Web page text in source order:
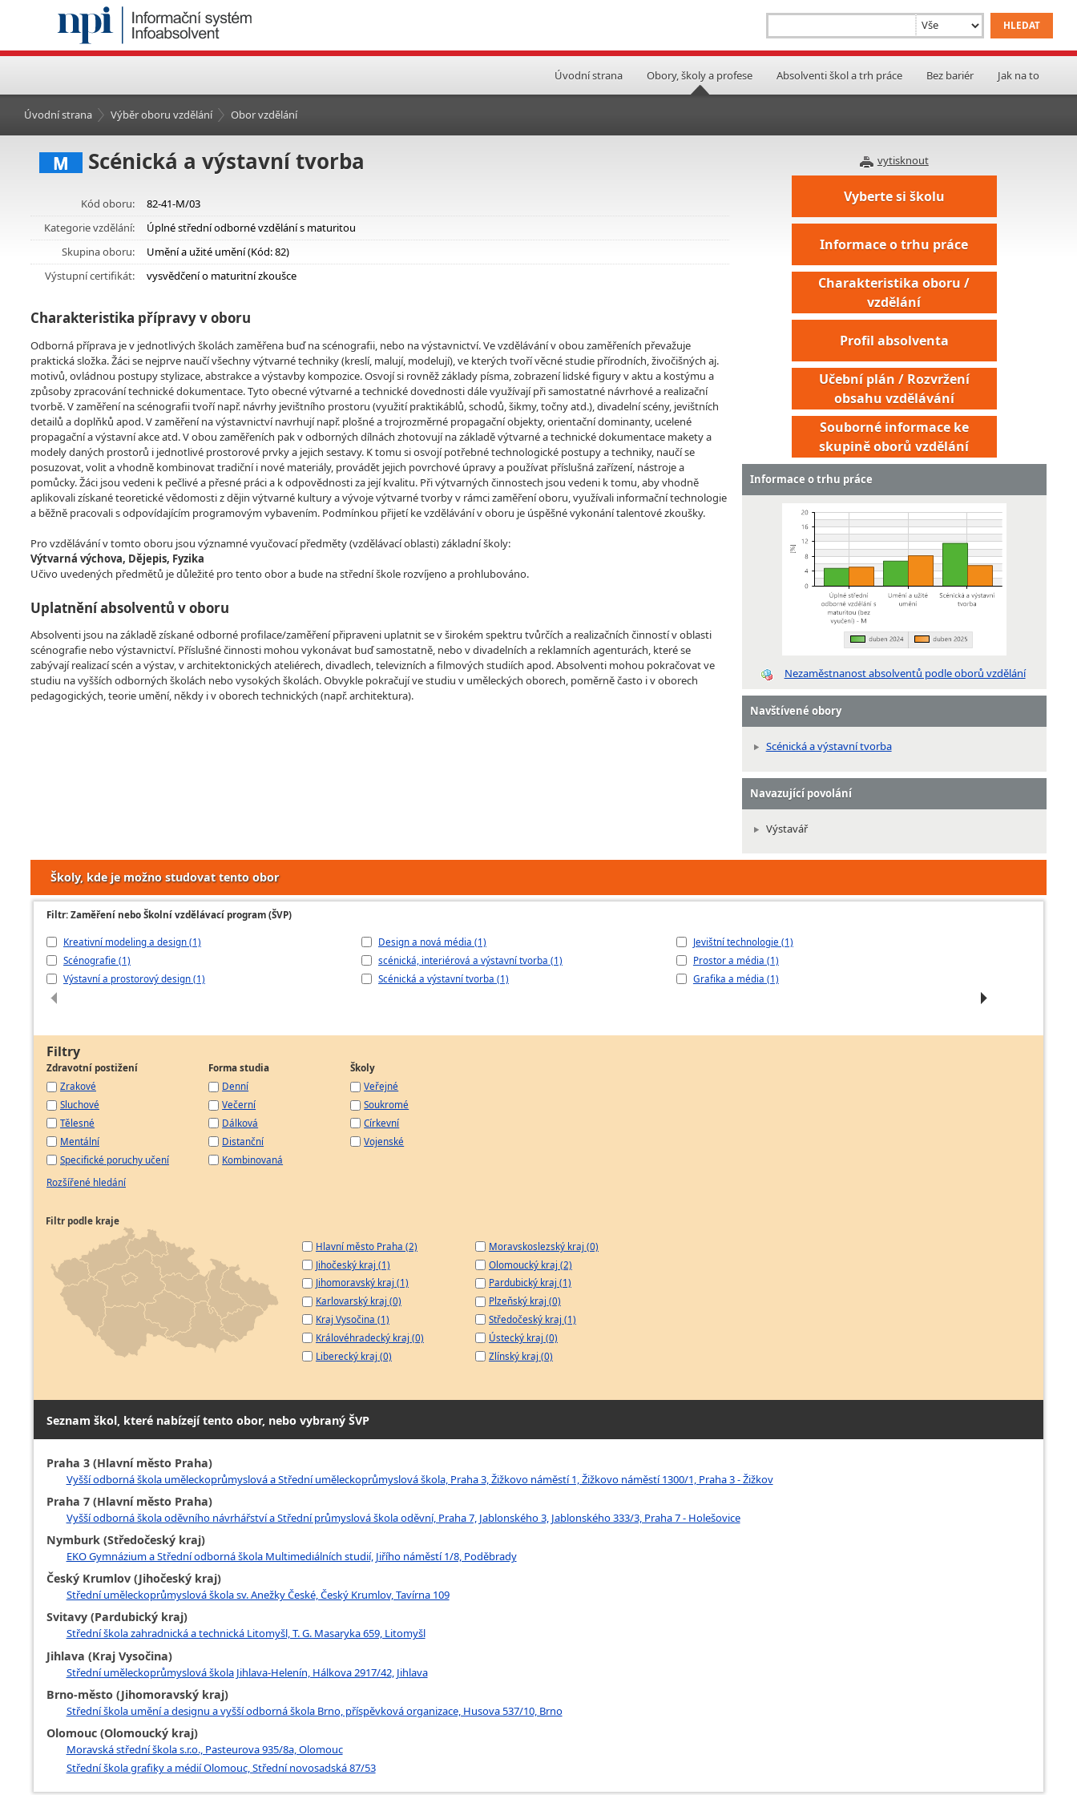
Úvodní strana Obory, školy a profese Absolventi škol a trh práce Bez bariér Jak na to
Úvodní strana Výběr oboru vzdělání Obor vzdělání
vytisknout
M Scénická a výstavní tvorba
Kód oboru:
82-41-M/03
Kategorie vzdělání:
Úplné střední odborné vzdělání s maturitou
Skupina oboru:
Umění a užité umění (Kód: 82)
Výstupní certifikát:
vysvědčení o maturitní zkoušce
Charakteristika přípravy v oboru
Odborná příprava je v jednotlivých školách zaměřena buď na scénografii, nebo na výstavnictví. Ve vzdělávání v obou zaměřeních převažuje
praktická složka. Žáci se nejprve naučí všechny výtvarné techniky (kreslí, malují, modelují), ve kterých tvoří věcné studie přírodních, živočišných aj.
motivů, ovládnou postupy stylizace, abstrakce a výstavby kompozice. Osvojí si rovněž základy písma, zobrazení lidské figury v aktu a kostýmu a
způsoby zpracování technické dokumentace. Tyto obecné výtvarné a technické dovednosti dále využívají při samostatné návrhové a realizační
tvorbě. V zaměření na scénografii tvoří např. návrhy jevištního prostoru (využití praktikáblů, schodů, šikmy, točny atd.), divadelní scény, jevištních
detailů a doplňků apod. V zaměření na výstavnictví navrhují např. plošné a trojrozměrné propagační objekty, orientační dominanty, ucelené
propagační a výstavní akce atd. V obou zaměřeních pak v odborných dílnách zhotovují na základě výtvarné a technické dokumentace makety a
modely daných prostorů i jednotlivé prostorové prvky a jejich sestavy. K tomu si osvojí potřebné technologické postupy a techniky, naučí se
posuzovat, volit a vhodně kombinovat tradiční i nové materiály, provádět jejich povrchové úpravy a používat příslušná zařízení, nástroje a
pomůcky. Žáci jsou vedeni k pečlivé a přesné práci a k odpovědnosti za její kvalitu. Při výtvarných činnostech jsou vedeni k tomu, aby vhodně
aplikovali získané teoretické vědomosti z dějin výtvarné kultury a vývoje výtvarné tvorby v rámci zaměření oboru, využívali informační technologie
a běžně pracovali s odpovídajícím programovým vybavením. Podmínkou přijetí ke vzdělávání v oboru je úspěšné vykonání talentové zkoušky.
Pro vzdělávání v tomto oboru jsou významné vyučovací předměty (vzdělávací oblasti) základní školy:
Výtvarná výchova, Dějepis, Fyzika
Učivo uvedených předmětů je důležité pro tento obor a bude na střední škole rozvíjeno a prohlubováno.
Uplatnění absolventů v oboru
Absolventi jsou na základě získané odborné profilace/zaměření připraveni uplatnit se v širokém spektru tvůrčích a realizačních činností v oblasti
scénografie nebo výstavnictví. Příslušné činnosti mohou vykonávat buď samostatně, nebo v divadelních a reklamních agenturách, které se
zabývají realizací scén a výstav, v architektonických ateliérech, divadlech, televizních a filmových studiích apod. Absolventi mohou pokračovat ve
studiu na vyšších odborných školách nebo vysokých školách. Obvykle pokračují ve studiu v uměleckých oborech, poměrně často i v oborech
pedagogických, teorie umění, někdy i v oborech technických (např. architektura).
Vyberte si školu
Informace o trhu práce
Charakteristika oboru /
vzdělání
Profil absolventa
Učební plán / Rozvržení
obsahu vzdělávání
Souborné informace ke
skupině oborů vzdělání
Informace o trhu práce
Nezaměstnanost absolventů podle oborů vzdělání
Navštívené obory
Scénická a výstavní tvorba
Navazující povolání
Výstavář
Školy, kde je možno studovat tento obor
Filtr: Zaměření nebo Školní vzdělávací program (ŠVP)
Kreativní modeling a design (1)
Scénografie (1)
Výstavní a prostorový design (1)
Design a nová média (1)
scénická, interiérová a výstavní tvorba (1)
Scénická a výstavní tvorba (1)
Jevištní technologie (1)
Prostor a média (1)
Grafika a média (1)
Filtry
Zdravotní postižení
Zrakové
Sluchové
Tělesné
Mentální
Specifické poruchy učení
Forma studia
Denní
Večerní
Dálková
Distanční
Kombinovaná
Školy
Veřejné
Soukromé
Církevní
Vojenské
Rozšířené hledání
Filtr podle kraje
Hlavní město Praha (2)
Jihočeský kraj (1)
Jihomoravský kraj (1)
Karlovarský kraj (0)
Kraj Vysočina (1)
Královéhradecký kraj (0)
Liberecký kraj (0)
Moravskoslezský kraj (0)
Olomoucký kraj (2)
Pardubický kraj (1)
Plzeňský kraj (0)
Středočeský kraj (1)
Ústecký kraj (0)
Zlínský kraj (0)
Seznam škol, které nabízejí tento obor, nebo vybraný ŠVP
Praha 3 (Hlavní město Praha)
Vyšší odborná škola uměleckoprůmyslová a Střední uměleckoprůmyslová škola, Praha 3, Žižkovo náměstí 1, Žižkovo náměstí 1300/1, Praha 3 - Žižkov
Praha 7 (Hlavní město Praha)
Vyšší odborná škola oděvního návrhářství a Střední průmyslová škola oděvní, Praha 7, Jablonského 3, Jablonského 333/3, Praha 7 - Holešovice
Nymburk (Středočeský kraj)
EKO Gymnázium a Střední odborná škola Multimediálních studií, Jiřího náměstí 1/8, Poděbrady
Český Krumlov (Jihočeský kraj)
Střední uměleckoprůmyslová škola sv. Anežky České, Český Krumlov, Tavírna 109
Svitavy (Pardubický kraj)
Střední škola zahradnická a technická Litomyšl, T. G. Masaryka 659, Litomyšl
Jihlava (Kraj Vysočina)
Střední uměleckoprůmyslová škola Jihlava-Helenín, Hálkova 2917/42, Jihlava
Brno-město (Jihomoravský kraj)
Střední škola umění a designu a vyšší odborná škola Brno, příspěvková organizace, Husova 537/10, Brno
Olomouc (Olomoucký kraj)
Moravská střední škola s.r.o., Pasteurova 935/8a, Olomouc
Střední škola grafiky a médií Olomouc, Střední novosadská 87/53